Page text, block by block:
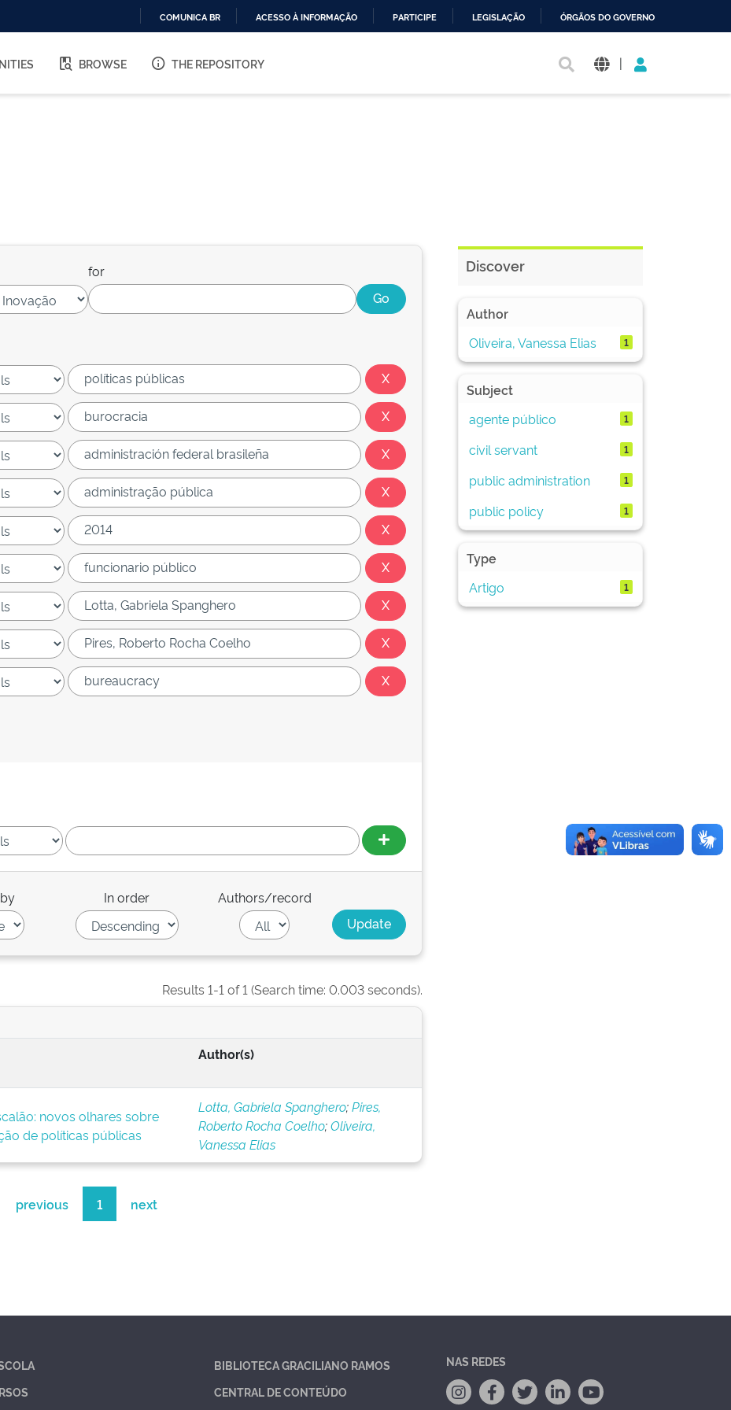
O
COMUNICA BR ACESSO À INFORMAÇÃO PARTICIPE LEGISLAÇÃO ÓRGÃOS DO GOVERNO
BROWSE THE REPOSITORY |
for
In order Authors/record
Results 1-1 of 1 (Search time: 0.003 seconds).
Author(s)
novos olhares sobre
de políticas públicas
Lotta, Gabriela Spanghero;Pires,
Roberto Rocha Coelho;Oliveira,
Vanessa Elias
previous 1 next
Discover
Author
Oliveira, Vanessa Elias
1
Subject
agente público
1
civil servant 1
public administration 1
public policy 1
Type
Artigo
1
BIBLIOTECA GRACILIANO RAMOS
CENTRAL DE CONTEÚDO
NAS REDES